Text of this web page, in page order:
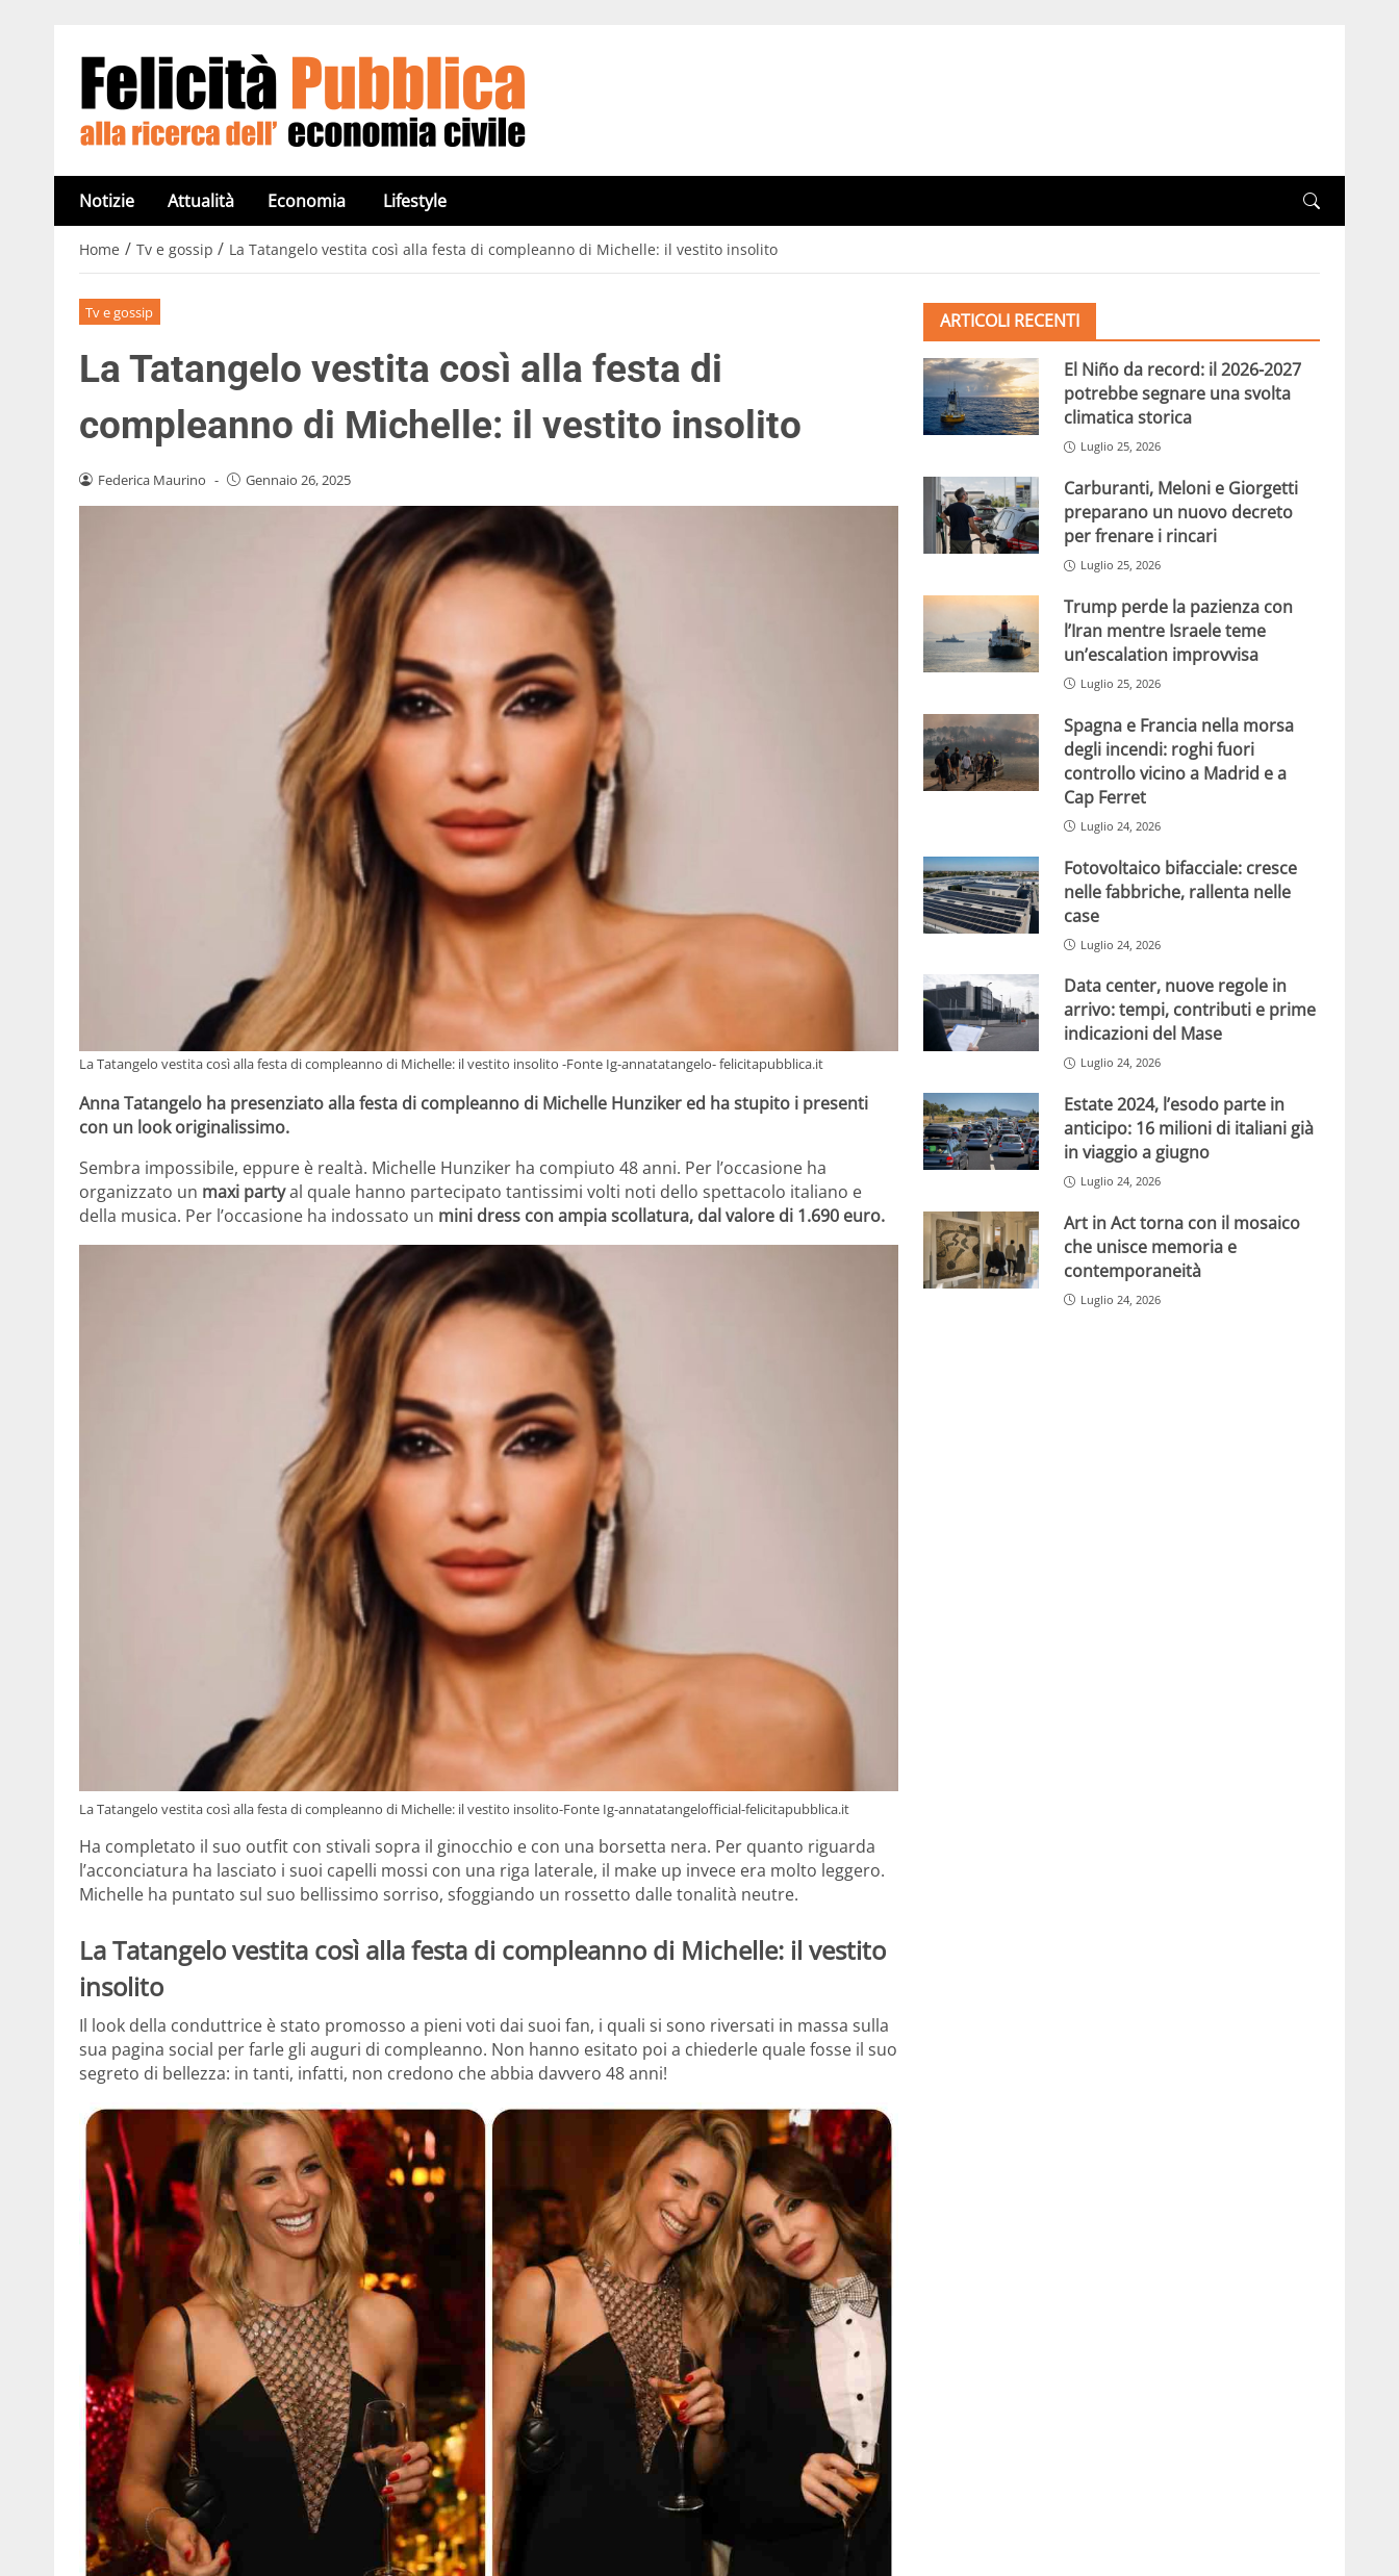
Notizie Attualità Economia Lifestyle
Home / Tv e gossip / La Tatangelo vestita così alla festa di compleanno di Michelle: il vestito insolito
Tv e gossip
La Tatangelo vestita così alla festa di
compleanno di Michelle: il vestito insolito
Federica Maurino - Gennaio 26, 2025
La Tatangelo vestita così alla festa di compleanno di Michelle: il vestito insolito -Fonte Ig-annatatangelo- felicitapubblica.it
Anna Tatangelo ha presenziato alla festa di compleanno di Michelle Hunziker ed ha stupito i presenti
con un look originalissimo.
Sembra impossibile, eppure è realtà. Michelle Hunziker ha compiuto 48 anni. Per l’occasione ha
organizzato un maxi partyal quale hanno partecipato tantissimi volti noti dello spettacolo italiano e
della musica. Per l’occasione ha indossato un mini dress con ampia scollatura, dal valore di 1.690 euro.
La Tatangelo vestita così alla festa di compleanno di Michelle: il vestito insolito-Fonte Ig-annatatangelofficial-felicitapubblica.it
Ha completato il suo outfit con stivali sopra il ginocchio e con una borsetta nera. Per quanto riguarda
l’acconciatura ha lasciato i suoi capelli mossi con una riga laterale, il make up invece era molto leggero.
Michelle ha puntato sul suo bellissimo sorriso, sfoggiando un rossetto dalle tonalità neutre.
La Tatangelo vestita così alla festa di compleanno di Michelle: il vestito
insolito
Il look della conduttrice è stato promosso a pieni voti dai suoi fan, i quali si sono riversati in massa sulla
sua pagina social per farle gli auguri di compleanno. Non hanno esitato poi a chiederle quale fosse il suo
segreto di bellezza: in tanti, infatti, non credono che abbia davvero 48 anni!
ARTICOLI RECENTI
El Niño da record: il 2026-2027
potrebbe segnare una svolta
climatica storica
Luglio 25, 2026
Carburanti, Meloni e Giorgetti
preparano un nuovo decreto
per frenare i rincari
Luglio 25, 2026
Trump perde la pazienza con
l’Iran mentre Israele teme
un’escalation improvvisa
Luglio 25, 2026
Spagna e Francia nella morsa
degli incendi: roghi fuori
controllo vicino a Madrid e a
Cap Ferret
Luglio 24, 2026
Fotovoltaico bifacciale: cresce
nelle fabbriche, rallenta nelle
case
Luglio 24, 2026
Data center, nuove regole in
arrivo: tempi, contributi e prime
indicazioni del Mase
Luglio 24, 2026
Estate 2024, l’esodo parte in
anticipo: 16 milioni di italiani già
in viaggio a giugno
Luglio 24, 2026
Art in Act torna con il mosaico
che unisce memoria e
contemporaneità
Luglio 24, 2026